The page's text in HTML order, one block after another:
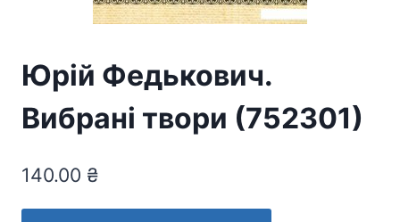
Юрій Федькович.
Вибрані твори (752301)
140.00 ₴